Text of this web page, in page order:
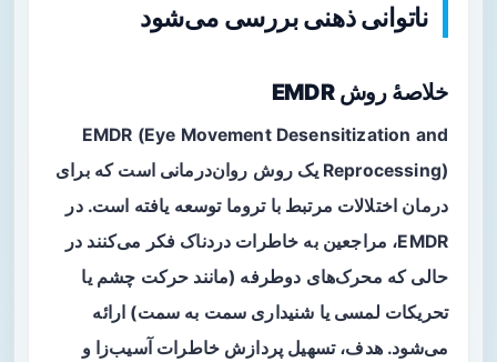
ناتوانی ذهنی بررسی می‌شود
خلاصهٔ روش EMDR
EMDR (Eye Movement Desensitization and
Reprocessing) یک روش روان‌درمانی است که برای
درمان اختلالات مرتبط با تروما توسعه یافته است. در
EMDR، مراجعین به خاطرات دردناک فکر می‌کنند در
حالی که محرک‌های دوطرفه (مانند حرکت چشم یا
تحریکات لمسی یا شنیداری سمت به سمت) ارائه
می‌شود. هدف، تسهیل پردازش خاطرات آسیب‌زا و